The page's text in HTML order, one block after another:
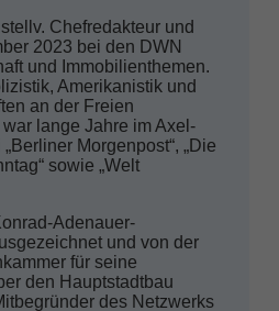
Chefredakteur und
2023 bei den DWN
und Immobilienthemen.
Amerikanistik und
an der Freien
lange Jahre im Axel-
Morgenpost“, „Die
sowie „Welt
Adenauer-
und von der
für seine
den Hauptstadtbau
des Netzwerks